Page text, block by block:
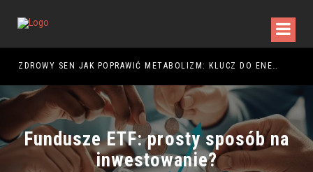
ZDROWY SEN JAK POPRAWIĆ METABOLIZM: KLUCZ DO ENERGII
Fundusze ETF: prosty sposób na
inwestowanie?